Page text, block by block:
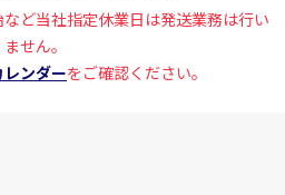
ど当社指定休業日は発送業務は行い
ません。
ンダーをご確認ください。